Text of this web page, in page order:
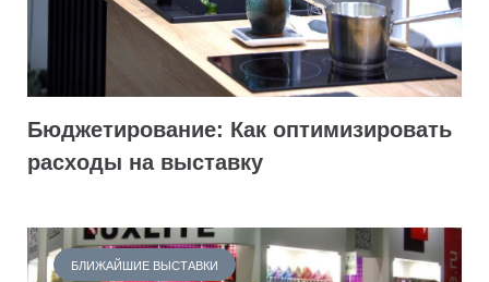
Бюджетирование: Как оптимизировать
расходы на выставку
БЛИЖАЙШИЕ ВЫСТАВКИ